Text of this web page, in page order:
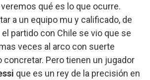
qué es lo que ocurre.
a un equipo mu y calificado, de
partido con Chile se vio que se
veces al arco con suerte
concretar. Pero tienen un jugador
que es un rey de la precisión en